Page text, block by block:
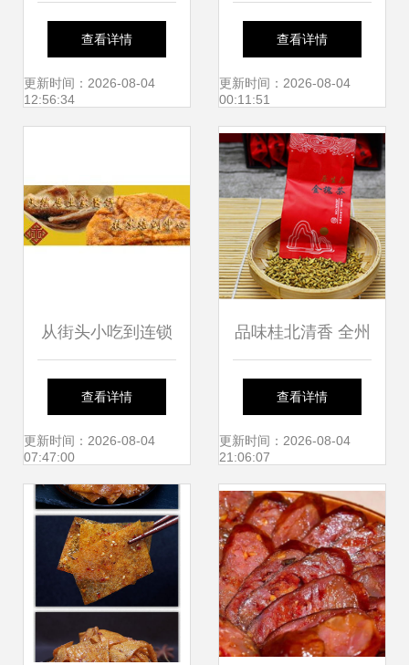
搭配香酱饼袋，美
味实惠的早餐新选
查看详情
更新时间：2026-08-04
12:56:34
宴 正宗内蒙古风干
牛肉干与香酱饼袋
查看详情
更新时间：2026-08-04
00:11:51
从街头小吃到连锁
加盟 土家酱香饼的
美食商业之路
查看详情
更新时间：2026-08-04
07:47:00
品味桂北清香 全州
铁卫金槐茶与香酱
饼袋里的田园诗
查看详情
更新时间：2026-08-04
21:06:07